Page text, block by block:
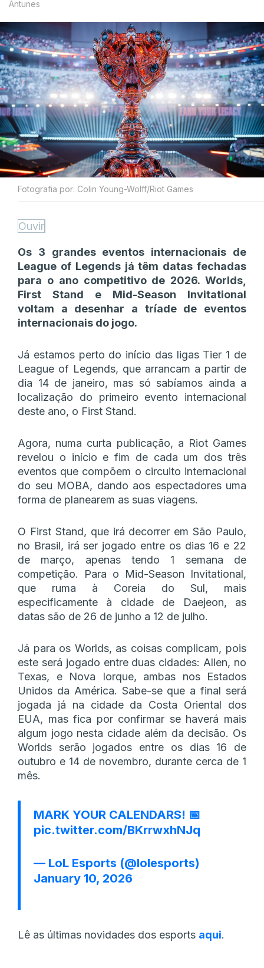
Antunes
Fotografia por: Colin Young-Wolff/Riot Games
Ouvir
Os 3 grandes eventos internacionais de
League of Legends já têm datas fechadas
para o ano competitivo de 2026. Worlds,
First Stand e Mid-Season Invitational
voltam a desenhar a tríade de eventos
internacionais do jogo.
Já estamos perto do início das ligas Tier 1 de
League of Legends, que arrancam a partir de
dia 14 de janeiro, mas só sabíamos ainda a
localização do primeiro evento internacional
deste ano, o First Stand.
Agora, numa curta publicação, a Riot Games
revelou o início e fim de cada um dos três
eventos que compõem o circuito internacional
do seu MOBA, dando aos espectadores uma
forma de planearem as suas viagens.
O First Stand, que irá decorrer em São Paulo,
no Brasil, irá ser jogado entre os dias 16 e 22
de março, apenas tendo 1 semana de
competição. Para o Mid-Season Invitational,
que ruma à Coreia do Sul, mais
especificamente à cidade de Daejeon, as
datas são de 26 de junho a 12 de julho.
Já para os Worlds, as coisas complicam, pois
este será jogado entre duas cidades: Allen, no
Texas, e Nova Iorque, ambas nos Estados
Unidos da América. Sabe-se que a final será
jogada já na cidade da Costa Oriental dos
EUA, mas fica por confirmar se haverá mais
algum jogo nesta cidade além da decisão. Os
Worlds serão jogados entre os dias 16 de
outubro e 14 de novembro, durante cerca de 1
mês.
MARK YOUR CALENDARS! 📅
pic.twitter.com/BKrrwxhNJq
— LoL Esports (@lolesports)
January 10, 2026
Lê as últimas novidades dos esports aqui.